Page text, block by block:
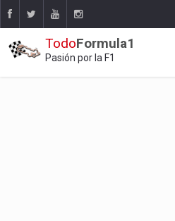
TodoFormula1
Pasión por la F1